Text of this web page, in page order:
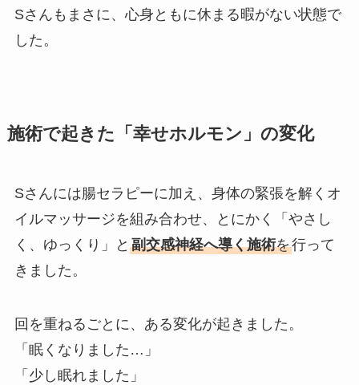
Sさんもまさに、心身ともに休まる暇がない状態で
した。
施術で起きた「幸せホルモン」の変化
Sさんには腸セラピーに加え、身体の緊張を解くオ
イルマッサージを組み合わせ、とにかく「やさし
く、ゆっくり」と 副交感神経へ導く施術を行って
きました。
回を重ねるごとに、ある変化が起きました。
「眠くなりました…」
「少し眠れました」